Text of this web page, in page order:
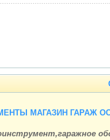
МАГАЗИН ГАРАЖ